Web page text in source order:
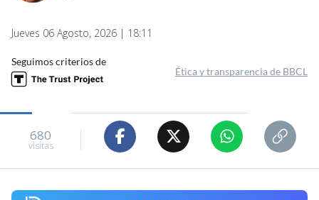
Jueves 06 Agosto, 2026 | 18:11
Seguimos criterios de
Ética y transparencia de BBCL
680
visitas